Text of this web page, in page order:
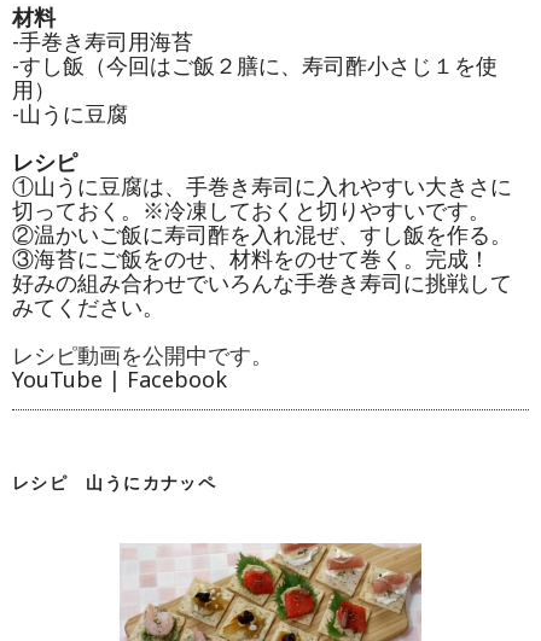
材料
-手巻き寿司用海苔
-すし飯（今回はご飯２膳に、寿司酢小さじ１を使
用）
-山うに豆腐
レシピ
①山うに豆腐は、手巻き寿司に入れやすい大きさに
切っておく。※冷凍しておくと切りやすいです。
②温かいご飯に寿司酢を入れ混ぜ、すし飯を作る。
③海苔にご飯をのせ、材料をのせて巻く。完成！
好みの組み合わせでいろんな手巻き寿司に挑戦して
みてください。
レシピ動画を公開中です。
YouTube | Facebook
レシピ 山うにカナッペ